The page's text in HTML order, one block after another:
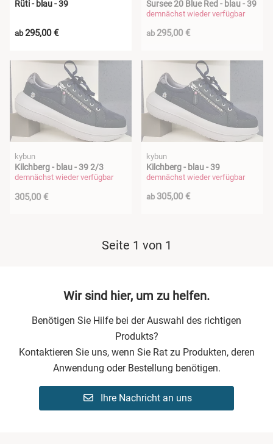
Rüti - blau - 39
ab295,00 €
Sursee 20 Blue Red - blau - 39
demnächst wieder verfügbar
ab 295,00 €
kybun
Kilchberg - blau - 39 2/3
demnächst wieder verfügbar
305,00 €
kybun
Kilchberg - blau - 39
demnächst wieder verfügbar
ab 305,00 €
Seite 1 von 1
Wir sind hier, um zu helfen.
Benötigen Sie Hilfe bei der Auswahl des richtigen
Produkts?
Kontaktieren Sie uns, wenn Sie Rat zu Produkten, deren
Anwendung oder Bestellung benötigen.
Ihre Nachricht an uns